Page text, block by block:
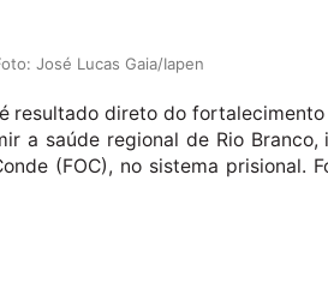
José Lucas Gaia/Iapen
resultado direto do
a saúde regional de Rio
(FOC), no sistema prisional.